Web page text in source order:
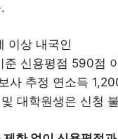
이상 내국인
준 신용평점 590점
사 추정 연소득
대학원생은 신청